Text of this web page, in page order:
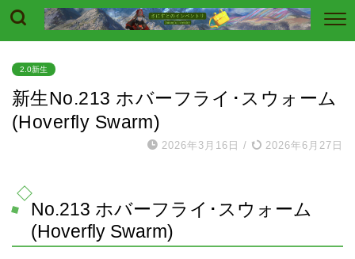
2.0新生
新生No.213 ホバーフライ･スウォーム
(Hoverfly Swarm)
2026年3月16日 / 2026年6月27日
No.213 ホバーフライ･スウォーム
(Hoverfly Swarm)